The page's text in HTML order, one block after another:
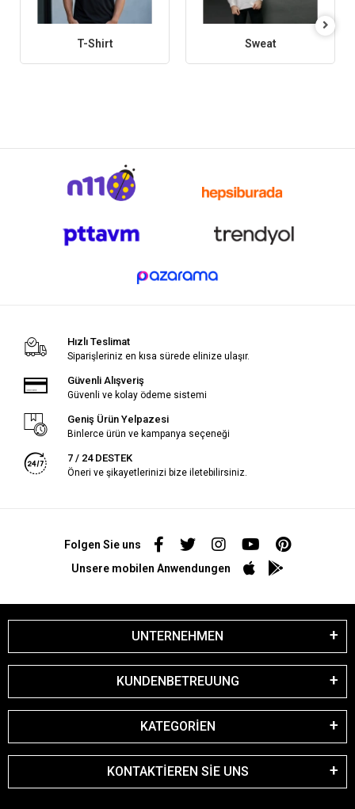
T-Shirt Sweat
Hızlı Teslimat
Siparişleriniz en kısa sürede elinize ulaşır.
Güvenli Alışveriş
Güvenli ve kolay ödeme sistemi
Geniş Ürün Yelpazesi
Binlerce ürün ve kampanya seçeneği
7 / 24 DESTEK
Öneri ve şikayetlerinizi bize iletebilirsiniz.
Folgen Sie uns
Unsere mobilen Anwendungen
UNTERNEHMEN
KUNDENBETREUUNG
KATEGORİEN
KONTAKTİEREN SİE UNS